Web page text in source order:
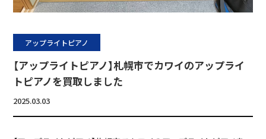
アップライトピアノ
【アップライトピアノ】札幌市でカワイのアップライ
トピアノを買取しました
2025.03.03